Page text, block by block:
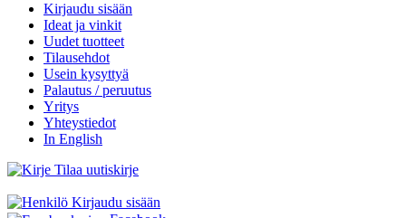
Kirjaudu sisään
Ideat ja vinkit
Uudet tuotteet
Tilausehdot
Usein kysyttyä
Palautus / peruutus
Yritys
Yhteystiedot
In English
Tilaa uutiskirje
Kirjaudu sisään